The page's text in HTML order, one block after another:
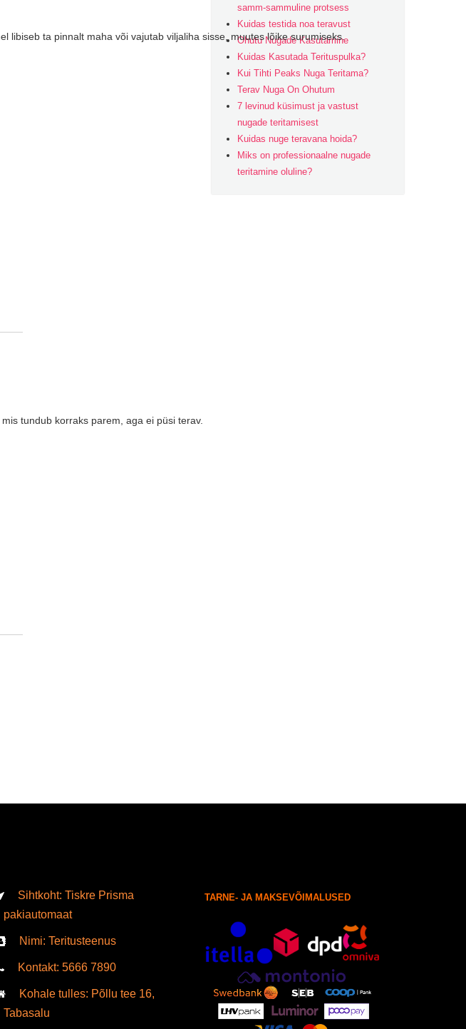
libiseb ta pinnalt maha või vajutab viljaliha sisse, muutes lõike surumiseks.
tundub korraks parem, aga ei püsi terav.
samm-sammuline protsess
Kuidas testida noa teravust
Ohutu Nugade Kasutamine
Kuidas Kasutada Terituspulka?
Kui Tihti Peaks Nuga Teritama?
Terav Nuga On Ohutum
7 levinud küsimust ja vastust
nugade teritamisest
Kuidas nuge teravana hoida?
Miks on professionaalne nugade
teritamine oluline?
Sihtkoht: Tiskre Prisma
pakiautomaat
Nimi: Teritusteenus
Kontakt: 5666 7890
Kohale tulles: Põllu tee 16,
Tabasalu
TARNE- JA MAKSEVÕIMALUSED